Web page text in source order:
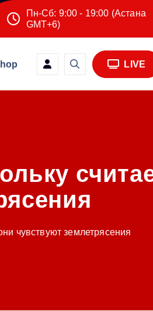
Пн-Сб: 9:00 - 19:00 (Астана
GMT+6)
LIVE
чувствуют землетрясения